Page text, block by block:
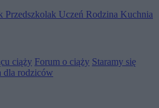
Przedszkolak Uczeń Rodzina Kuchnia
ciąży Forum o ciąży Staramy się
dla rodziców